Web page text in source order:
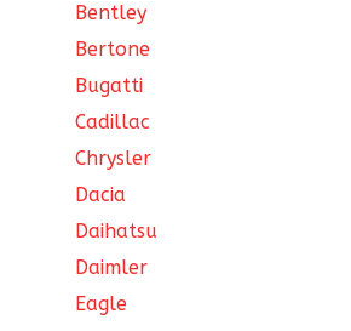
Bentley
Bertone
Bugatti
Cadillac
Chrysler
Dacia
Daihatsu
Daimler
Eagle